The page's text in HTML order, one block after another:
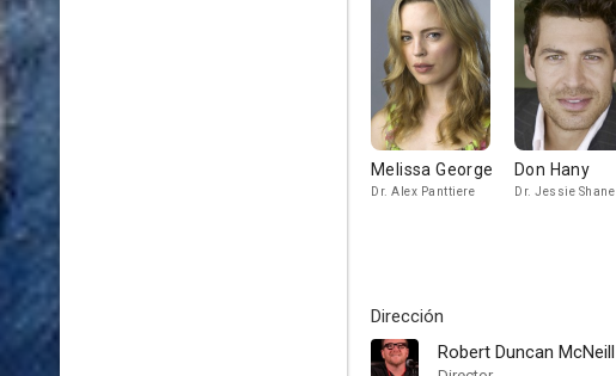
Melissa George
Dr. Alex Panttiere
Don Hany
Dr. Jessie Shane
Dirección
Robert Duncan McNeill